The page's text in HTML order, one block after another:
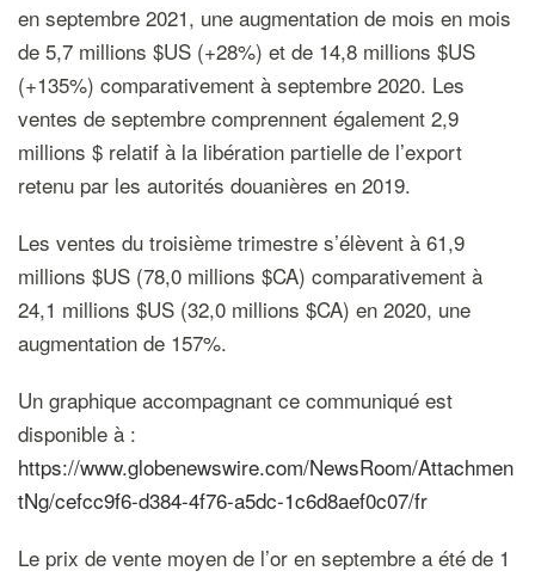
en septembre 2021, une augmentation de mois en mois
de 5,7 millions $US (+28%) et de 14,8 millions $US
(+135%) comparativement à septembre 2020. Les
ventes de septembre comprennent également 2,9
millions $ relatif à la libération partielle de l’export
retenu par les autorités douanières en 2019.
Les ventes du troisième trimestre s’élèvent à 61,9
millions $US (78,0 millions $CA) comparativement à
24,1 millions $US (32,0 millions $CA) en 2020, une
augmentation de 157%.
Un graphique accompagnant ce communiqué est
disponible à :
https://www.globenewswire.com/NewsRoom/Attachmen
tNg/cefcc9f6-d384-4f76-a5dc-1c6d8aef0c07/fr
Le prix de vente moyen de l’or en septembre a été de 1